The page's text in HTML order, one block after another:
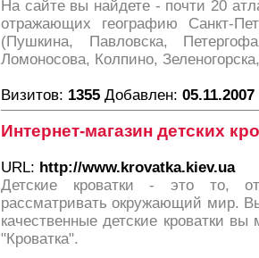
На сайте вы найдете - почти 20
отражающих географию Санкт-
(Пушкина, Павловска,
Ломоносова, Колпино,
Визитов: 1355 Добавлен: 05.11.2007
Интернет-магазин детских
URL: http://www.krovatka.kiev.ua
Детские кроватки - это то,
рассматривать окружающий мир.
качественные детские кроватки вы
"Кроватка".